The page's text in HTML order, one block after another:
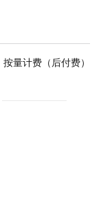
按量计费（后付费）